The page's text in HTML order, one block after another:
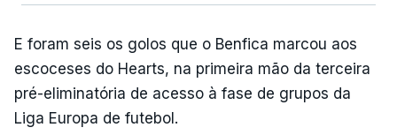
Keogh (APS Pro Cycling by Team Cadence
Cycling), após concluir a etapa para além do
tempo de controlo.
E foram seis os golos que o Benfica marcou aos
escoceses do Hearts, na primeira mão da terceira
pré-eliminatória de acesso à fase de grupos da
Liga Europa de futebol.